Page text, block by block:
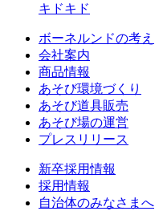
キドキド
ボーネルンドの考え
会社案内
商品情報
あそび環境づくり
あそび道具販売
あそび場の運営
プレスリリース
新卒採用情報
採用情報
自治体のみなさまへ